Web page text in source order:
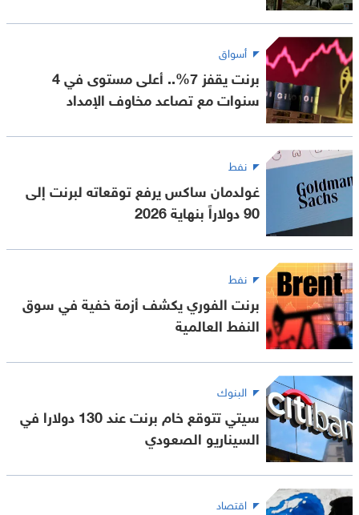
أسواق
برنت يقفز 7%.. أعلى مستوى في 4
سنوات مع تصاعد مخاوف الإمداد
نفط
غولدمان ساكس يرفع توقعاته لبرنت إلى
90 دولاراً بنهاية 2026
نفط
برنت الفوري يكشف أزمة خفية في سوق
النفط العالمية
البنوك
سيتي تتوقع خام برنت عند 130 دولارا في
السيناريو الصعودي
اقتصاد